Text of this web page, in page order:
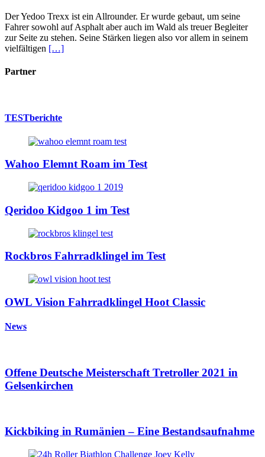
Der Yedoo Trexx ist ein Allrounder. Er wurde gebaut, um seine
Fahrer sowohl auf Asphalt aber auch im Wald als treuer Begleiter
zur Seite zu stehen. Seine Stärken liegen also vor allem in seinem
vielfältigen […]
Partner
TESTberichte
Wahoo Elemnt Roam im Test
Qeridoo Kidgoo 1 im Test
Rockbros Fahrradklingel im Test
OWL Vision Fahrradklingel Hoot Classic
News
Offene Deutsche Meisterschaft Tretroller 2021 in
Gelsenkirchen
Kickbiking in Rumänien – Eine Bestandsaufnahme